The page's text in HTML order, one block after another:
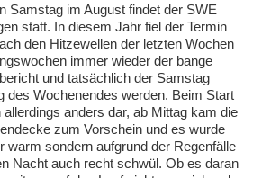
Samstag im August findet der SWE
statt. In diesem Jahr fiel der Termin
den Hitzewellen der letzten Wochen
immer wieder der bange
und tatsächlich der Samstag
des Wochenendes werden. Beim Start
anders dar, ab Mittag kam die
zum Vorschein und es wurde
warm sondern aufgrund der Regenfälle
Nacht auch recht schwül. Ob es daran